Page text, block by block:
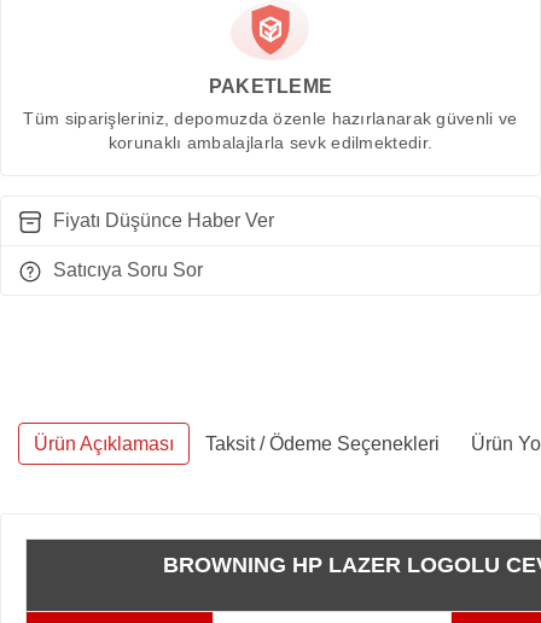
PAKETLEME
Tüm siparişleriniz, depomuzda özenle hazırlanarak güvenli ve
korunaklı ambalajlarla sevk edilmektedir.
Fiyatı Düşünce Haber Ver
Satıcıya Soru Sor
Ürün Açıklaması Taksit / Ödeme Seçenekleri Ürün
BROWNING HP LAZER LOGOLU